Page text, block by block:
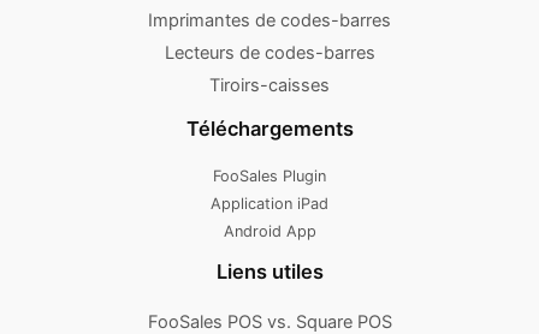
Imprimantes de codes-barres
Lecteurs de codes-barres
Tiroirs-caisses
Téléchargements
FooSales Plugin
Application iPad
Android App
Liens utiles
FooSales POS vs. Square POS